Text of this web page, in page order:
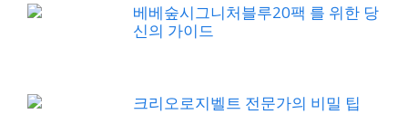
베베숲시그니처블루20팩 를 위한 당
신의 가이드
크리오로지벨트 전문가의 비밀 팁